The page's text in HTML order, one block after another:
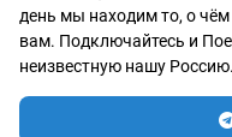
день мы находим то, о
вам. Подключайтесь и
неизвестную нашу Россию.